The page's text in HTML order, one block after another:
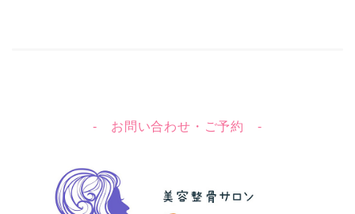
- お問い合わせ・ご予約 -